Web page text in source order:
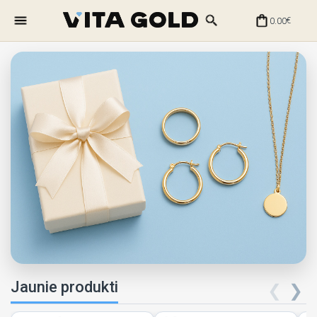
0.00€
Jaunie produkti ❮ ❯